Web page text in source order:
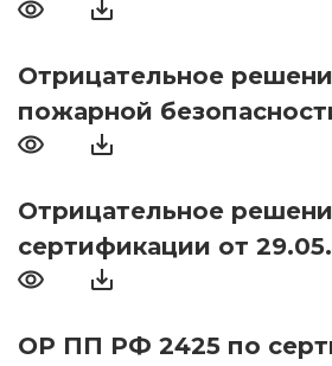
Отрицательное
пожарной
Отрицательное
сертификации от
ОР ПП РФ 2425 по